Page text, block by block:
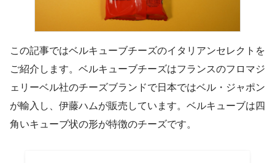
この記事ではベルキューブチーズのイタリアンセレクトを
ご紹介します。ベルキューブチーズはフランスのフロマジ
ェリーベル社のチーズブランドで日本ではベル・ジャポン
が輸入し、伊藤ハムが販売しています。ベルキューブは四
角いキューブ状の形が特徴のチーズです。